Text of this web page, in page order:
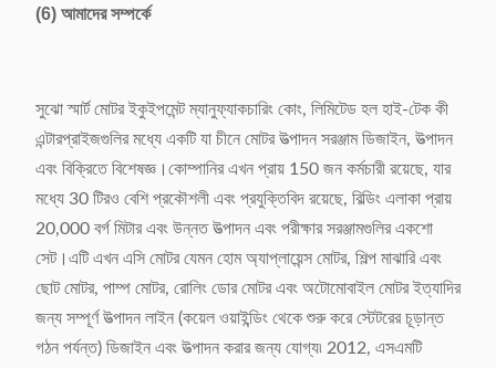
(6) আমাদের সম্পর্কে
সুঝো স্মার্ট মোটর ইকুইপমেন্ট ম্যানুফ্যাকচারিং কোং, লিমিটেড হল হাই-টেক কী
এন্টারপ্রাইজগুলির মধ্যে একটি যা চীনে মোটর উত্পাদন সরঞ্জাম ডিজাইন, উত্পাদন
এবং বিক্রিতে বিশেষজ্ঞ।কোম্পানির এখন প্রায় 150 জন কর্মচারী রয়েছে, যার
মধ্যে 30 টিরও বেশি প্রকৌশলী এবং প্রযুক্তিবিদ রয়েছে, বিল্ডিং এলাকা প্রায়
20,000 বর্গ মিটার এবং উন্নত উত্পাদন এবং পরীক্ষার সরঞ্জামগুলির একশো
সেট।এটি এখন এসি মোটর যেমন হোম অ্যাপ্লায়েন্স মোটর, শিল্প মাঝারি এবং
ছোট মোটর, পাম্প মোটর, রোলিং ডোর মোটর এবং অটোমোবাইল মোটর ইত্যাদির
জন্য সম্পূর্ণ উত্পাদন লাইন (কয়েল ওয়াইন্ডিং থেকে শুরু করে স্টেটরের চূড়ান্ত
গঠন পর্যন্ত) ডিজাইন এবং উত্পাদন করার জন্য যোগ্য৷ 2012, এসএমটি